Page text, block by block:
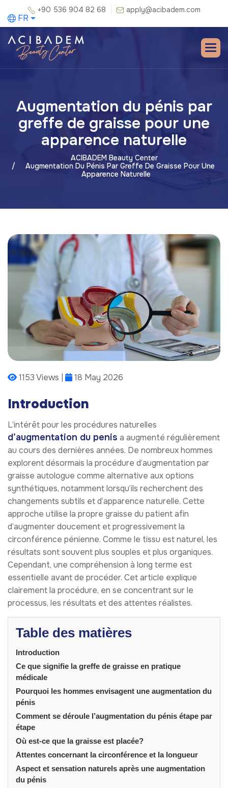
+90 536 904 82 68 apply@acibadem.com
FR
Augmentation du pénis par
greffe de graisse pour une
apparence naturelle
ACIBADEM Beauty Center
Augmentation Du Pénis Par Greffe De Graisse Pour Une
Apparence Naturelle
1153 Views | 18 May 2026
Introduction
L’intérêt pour les procédures naturelles
d’augmentation du penis a augmenté régulièrement
au cours des dernières années. De nombreux hommes
explorent désormais la procédure d’augmentation par
graisse autologue comme alternative aux options
synthétiques, notamment lorsqu’ils recherchent des
changements subtils et d’apparence naturelle. Cette
approche utilise la propre graisse du patient afin
d’augmenter doucement et progressivement la
circonférence pénienne. Comme le tissu est naturel, les
résultats sont souvent plus souples et plus organiques.
Cependant, une compréhension à long terme est
essentielle avant de procéder. Cet article explique
clairement la procédure, en se concentrant sur le
processus, les résultats et des attentes réalistes.
Table des matières
Introduction
Ce que signifie la greffe de graisse en pratique
médicale
Pourquoi les hommes envisagent une augmentation du
pénis
Comment se déroule l’augmentation du pénis étape par
étape
Où est-ce que la graisse est placée?
Attentes concernant la circonférence et la longueur
Aspect et sensation naturels après une augmentation
du pénis